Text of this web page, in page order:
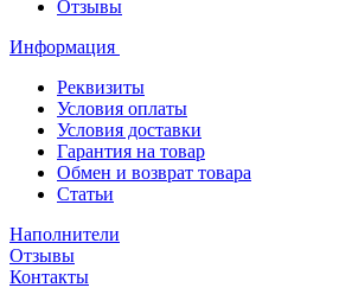
Отзывы
Информация
Реквизиты
Условия оплаты
Условия доставки
Гарантия на товар
Обмен и возврат товара
Статьи
Наполнители
Отзывы
Контакты